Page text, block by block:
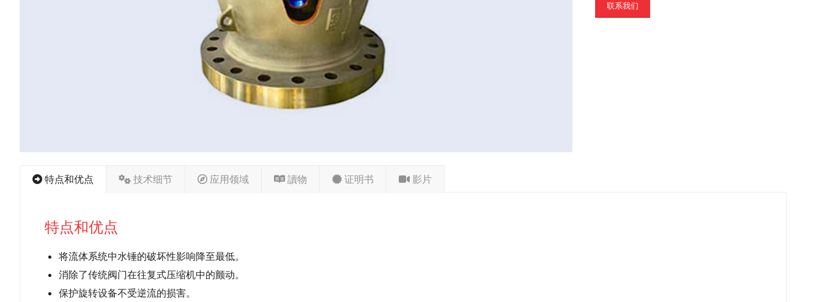
联系我们
特点和优点 技术细节 应用领域 讀物 证明书 影片
特点和优点
将流体系统中水锤的破坏性影响降至最低。
消除了传统阀门在往复式压缩机中的颤动。
保护旋转设备不受逆流的损害。